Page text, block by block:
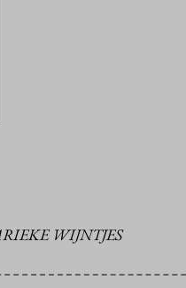
WIJNTJES